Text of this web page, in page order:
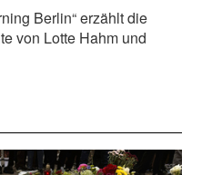
Berlin“ erzählt die
von Lotte Hahm und